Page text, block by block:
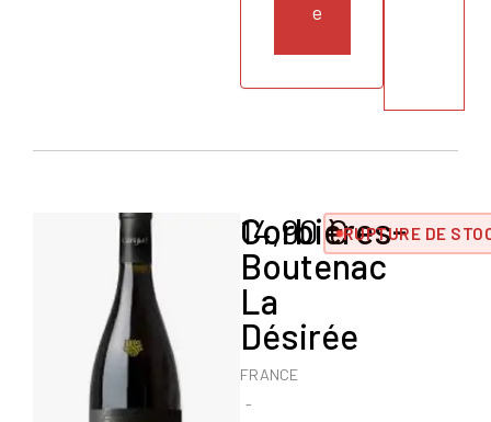
e
Corbières-
Boutenac
La
Désirée
FRANCE
14,90€RUPTURE DE